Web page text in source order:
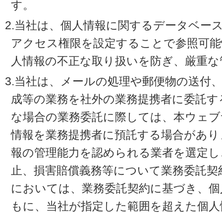
す。
2.当社は、個人情報に関するデータベー
アクセス権限を設定することで参照可
人情報の不正な取り扱いを防ぎ、厳重
3.当社は、メールの処理や郵便物の送付
成等の業務を社外の業務提携者に委託
な場合の業務委託に際しては、本ウェ
情報を業務提携者に預託する場合があ
報の管理能力を認められる業者を選定
止、損害賠償義務等について業務委託
においては、業務委託契約に基づき、
もに、当社が指定した範囲を超えた個